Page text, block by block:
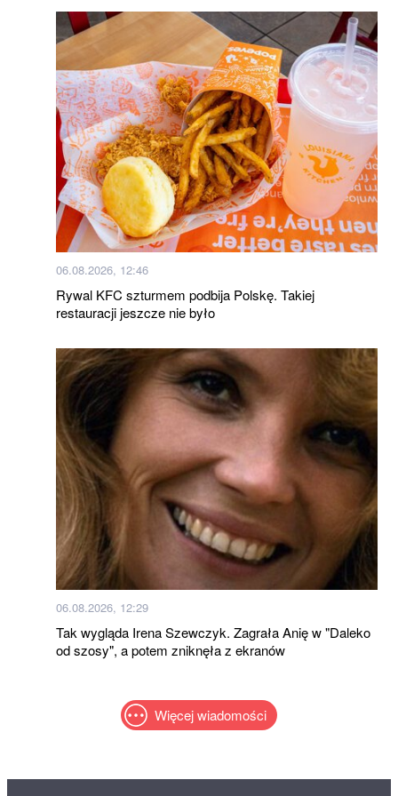
06.08.2026, 12:46
Rywal KFC szturmem podbija Polskę. Takiej
restauracji jeszcze nie było
06.08.2026, 12:29
Tak wygląda Irena Szewczyk. Zagrała Anię w "Daleko
od szosy", a potem zniknęła z ekranów
Więcej wiadomości